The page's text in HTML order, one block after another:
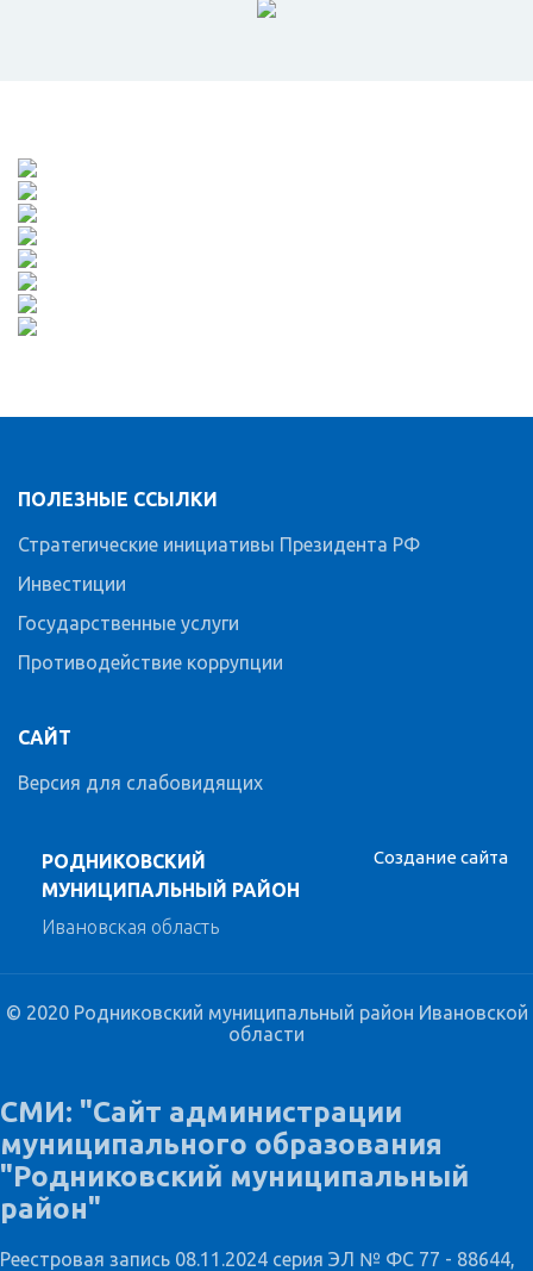
РОДНИКОВСКИЙ
МУНИЦИПАЛЬНЫЙ РАЙОН
Ивановская область
ПОЛЕЗНЫЕ ССЫЛКИ
Стратегические инициативы Президента РФ
Инвестиции
Государственные услуги
Противодействие коррупции
САЙТ
Версия для слабовидящих
Создание сайта
© 2020 Родниковский муниципальный район Ивановской
области
СМИ: "Сайт администрации
муниципального образования
"Родниковский муниципальный
район"
Реестровая запись 08.11.2024 серия ЭЛ № ФС 77 - 88644,